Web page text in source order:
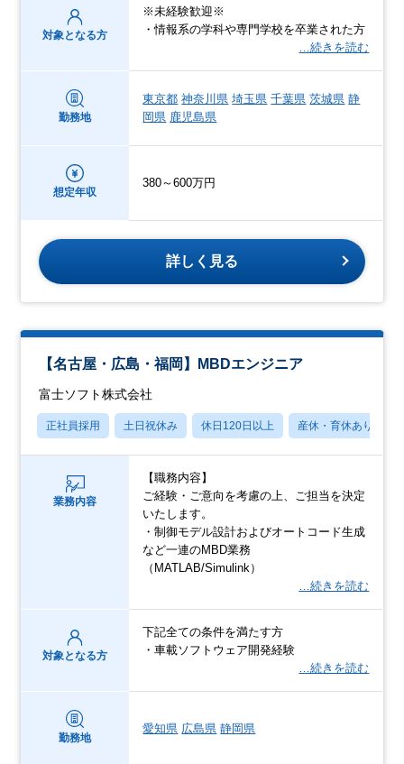
対象となる方
※未経験歓迎※
・情報系の学科や専門学校を卒業された方
…続きを読む
勤務地
東京都 神奈川県 埼玉県 千葉県 茨城県 静
岡県 鹿児島県
想定年収
380～600万円
詳しく見る
【名古屋・広島・福岡】MBDエンジニア
富士ソフト株式会社
正社員採用 土日祝休み 休日120日以上 産休・育休あり
業務内容
【職務内容】
ご経験・ご意向を考慮の上、ご担当を決定
いたします。
・制御モデル設計およびオートコード生成
など一連のMBD業務
（MATLAB/Simulink）
…続きを読む
対象となる方
下記全ての条件を満たす方
・車載ソフトウェア開発経験
…続きを読む
勤務地
愛知県 広島県 静岡県